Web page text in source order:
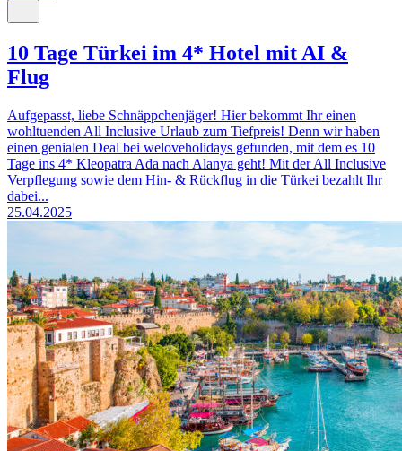
10 Tage Türkei im 4* Hotel mit AI &
Flug
Aufgepasst, liebe Schnäppchenjäger! Hier bekommt Ihr einen
wohltuenden All Inclusive Urlaub zum Tiefpreis! Denn wir haben
einen genialen Deal bei weloveholidays gefunden, mit dem es 10
Tage ins 4* Kleopatra Ada nach Alanya geht! Mit der All Inclusive
Verpflegung sowie dem Hin- & Rückflug in die Türkei bezahlt Ihr
dabei...
25.04.2025